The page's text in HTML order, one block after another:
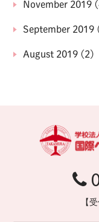
November 2019
September 2019
August 2019 (2)
【